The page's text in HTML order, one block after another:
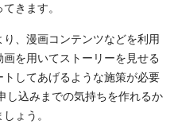
きます。
、漫画コンテンツなどを利用
を用いてストーリーを見せる
してあげるような施策が必要
し込みまでの気持ちを作れるか
ょう。